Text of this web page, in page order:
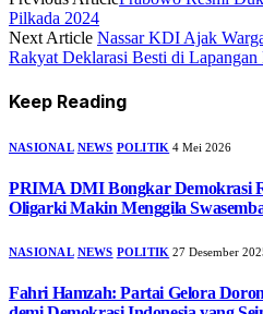
Pilkada 2024
Next Article Nassar KDI Ajak
Rakyat Deklarasi Besti di Lapangan
Keep Reading
NASIONAL NEWS POLITIK 4 Mei 2026
PRIMA DMI Bongkar Demokrasi
Oligarki Makin Menggila
NASIONAL NEWS POLITIK 27 Desember
Fahri Hamzah: Partai Gelora